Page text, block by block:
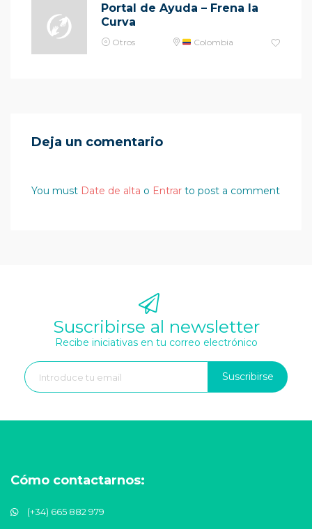
Portal de Ayuda – Frena la
Curva
Otros Colombia
Deja un comentario
You must Date de alta o Entrar to post a comment
Suscribirse al newsletter
Recibe iniciativas en tu correo electrónico
Suscribirse
Cómo contactarnos:
(+34) 665 882 979